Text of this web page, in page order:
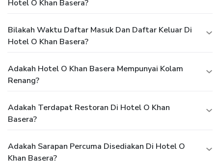
Hotel O Khan Basera?
Bilakah Waktu Daftar Masuk Dan Daftar Keluar Di
Hotel O Khan Basera?
Adakah Hotel O Khan Basera Mempunyai Kolam
Renang?
Adakah Terdapat Restoran Di Hotel O Khan
Basera?
Adakah Sarapan Percuma Disediakan Di Hotel O
Khan Basera?